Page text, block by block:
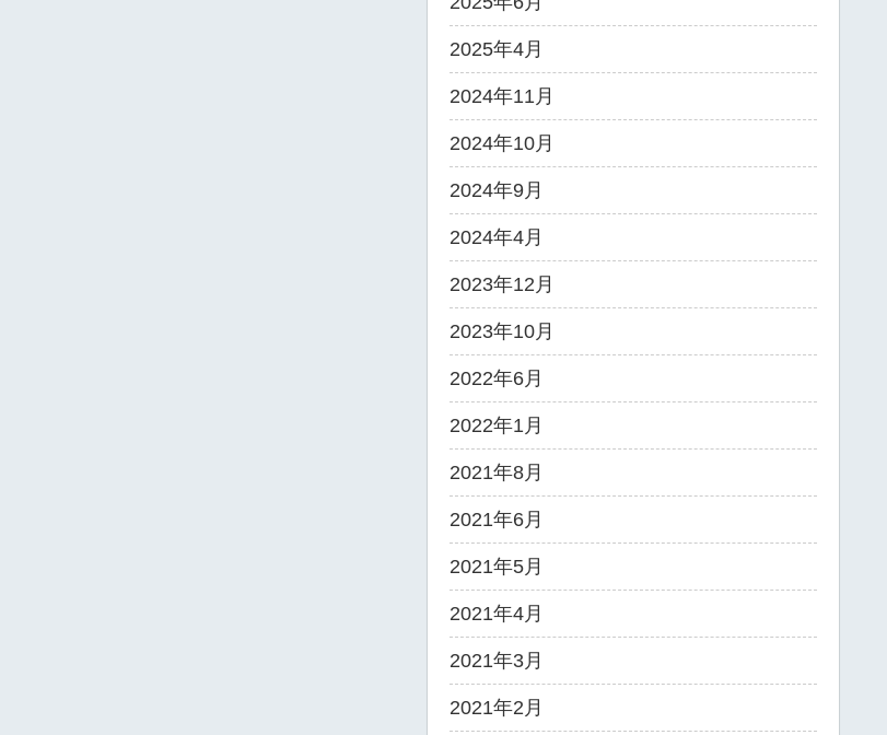
2025年4月
2024年11月
2024年10月
2024年9月
2024年4月
2023年12月
2023年10月
2022年6月
2022年1月
2021年8月
2021年6月
2021年5月
2021年4月
2021年3月
2021年2月